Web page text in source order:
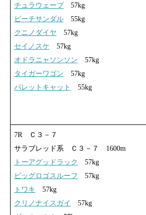
チュラウェーブ 57kg
ビーチサンダル55kg
クニノダイヤ 57kg
セイノスケ 57kg
オドラニャソンソン 57kg
タイガーワゴン 57kg
パレットキャット
55kg
7R Ｃ３－７
サラブレッド系 Ｃ３－７ 1600m
トーアグッドラック
57kg
ビッグロゴスルーフ 57kg
トワキ 57kg
クリノナイスガイ
57kg